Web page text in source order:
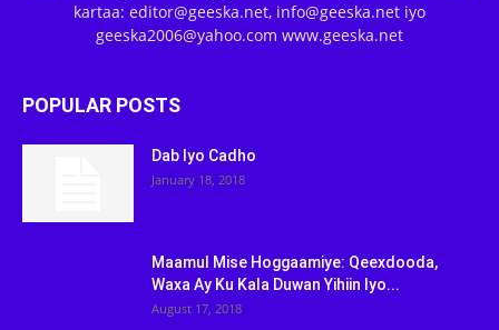
kartaa: editor@geeska.net, info@geeska.net iyo
geeska2006@yahoo.com www.geeska.net
POPULAR POSTS
Dab Iyo Cadho
January 18, 2018
Maamul Mise Hoggaamiye: Qeexdooda,
Waxa Ay Ku Kala Duwan Yihiin Iyo...
August 17, 2018